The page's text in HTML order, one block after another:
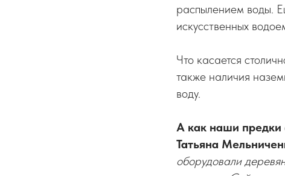
распылением воды.
искусственных
Что касается
также наличия
воду.
А как наши предки
Татьяна
оборудовали